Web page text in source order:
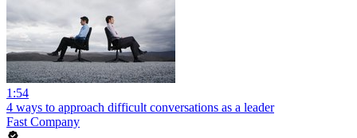
1:54
4 ways to approach difficult conversations as a leader
Fast Company